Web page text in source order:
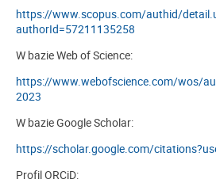
https://www.scopus.com/authid/
authorId=57211135258
W bazie Web of Science:
https://www.webofscience.com/wos/
2023
W bazie Google Scholar:
https://scholar.google.com/
Profil ORCiD: